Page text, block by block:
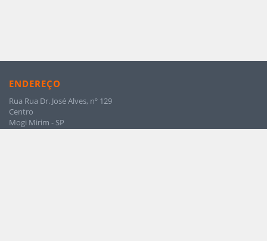
ENDEREÇO
Rua Rua Dr. José Alves, nº 129
Centro
Mogi Mirim - SP